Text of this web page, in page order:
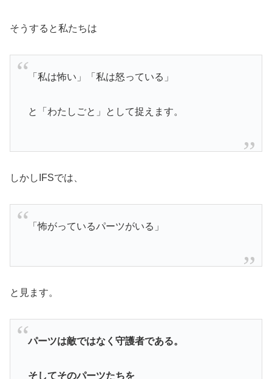
そうすると私たちは
「私は怖い」「私は怒っている」
と「わたしごと」として捉えます。
しかしIFSでは、
「怖がっているパーツがいる」
と見ます。
パーツは敵ではなく守護者である。
そしてそのパーツたちを